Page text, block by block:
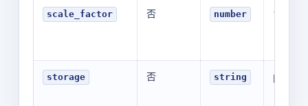
scale_factor 否 number 1
storage 否 string public